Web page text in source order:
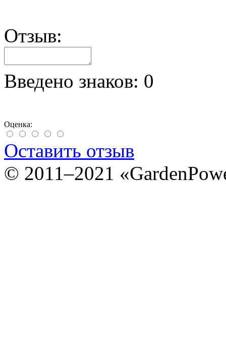
Отзыв:
Введено знаков: 0
Оценка:
Оставить отзыв
© 2011–2021